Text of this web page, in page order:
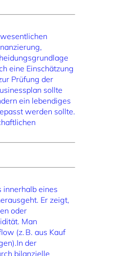
eine Einschätzung
Prüfung der
sollte
ein lebendiges
werden sollte.
innerhalb eines
Er zeigt,
oder
Man
(z. B. aus Kauf
der
bilanzielle